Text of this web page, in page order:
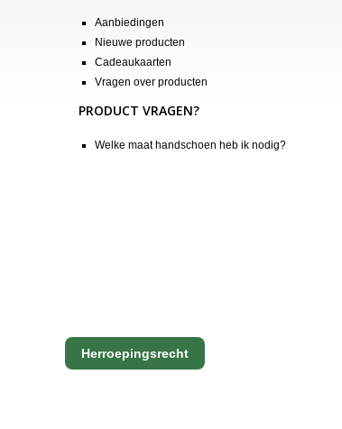
Aanbiedingen
Nieuwe producten
Cadeaukaarten
Vragen over producten
PRODUCT VRAGEN?
Welke maat handschoen heb ik nodig?
Herroepingsrecht